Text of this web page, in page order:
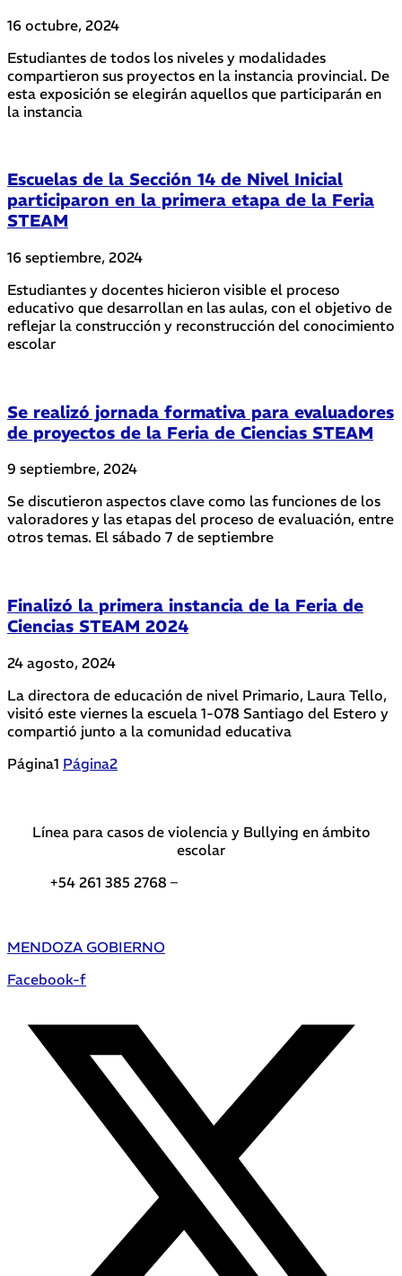
16 octubre, 2024
Estudiantes de todos los niveles y modalidades
compartieron sus proyectos en la instancia provincial. De
esta exposición se elegirán aquellos que participarán en
la instancia
Escuelas de la Sección 14 de Nivel Inicial
participaron en la primera etapa de la Feria
STEAM
16 septiembre, 2024
Estudiantes y docentes hicieron visible el proceso
educativo que desarrollan en las aulas, con el objetivo de
reflejar la construcción y reconstrucción del conocimiento
escolar
Se realizó jornada formativa para evaluadores
de proyectos de la Feria de Ciencias STEAM
9 septiembre, 2024
Se discutieron aspectos clave como las funciones de los
valoradores y las etapas del proceso de evaluación, entre
otros temas. El sábado 7 de septiembre
Finalizó la primera instancia de la Feria de
Ciencias STEAM 2024
24 agosto, 2024
La directora de educación de nivel Primario, Laura Tello,
visitó este viernes la escuela 1-078 Santiago del Estero y
compartió junto a la comunidad educativa
Página1 Página2
Línea para casos de violencia y Bullying en ámbito
escolar
+54 261 385 2768 –
MENDOZA GOBIERNO
Facebook-f